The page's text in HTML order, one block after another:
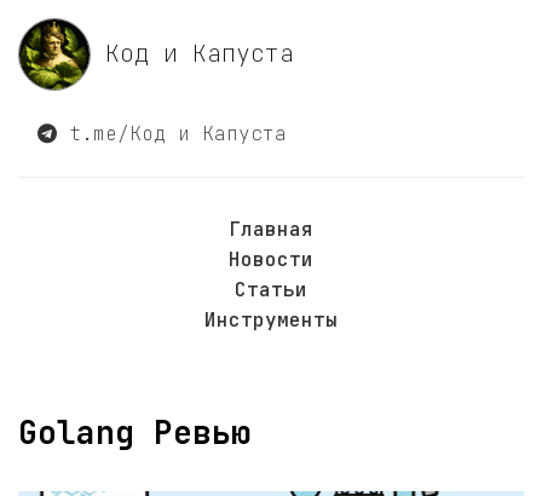
Код и Капуста
t.me/Код и Капуста
Главная
Новости
Статьи
Инструменты
Golang Ревью